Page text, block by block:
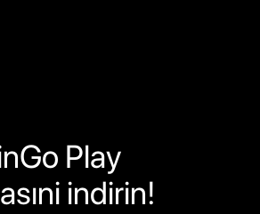
Play
indirin!